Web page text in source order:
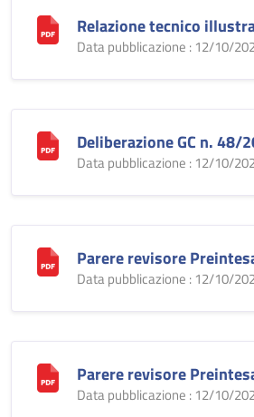
Relazione tecnico
Data pubblicazione : 12/10/
Deliberazione GC n. 48/
Data pubblicazione : 12/10/
Parere revisore
Data pubblicazione : 12/10/
Parere revisore
Data pubblicazione : 12/10/